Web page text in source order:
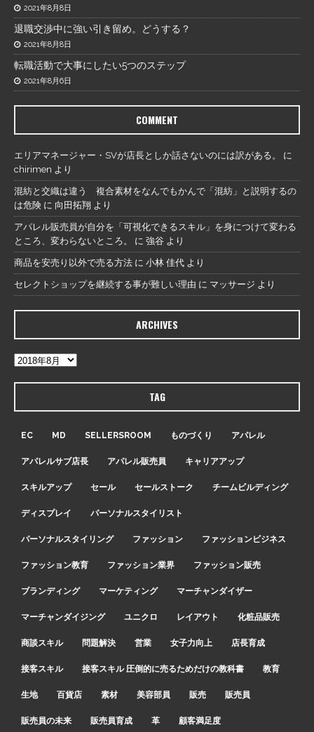
2021年8月8日
退職交渉中に強い引き留め。どうする？
2021年8月8日
転職活動で大事にしたい5つのステップ
2021年8月6日
COMMENT
エリアマネージャー・SVが店長としか話さないのには訳がある。
に
chirimen より
混紡と交織は違う 複合素材をなんでもかんで「混紡」と説明するの
は危険 に 向田拓翔 より
アパレル販売員が自分を「可視化できるスキル」を身につけて変わる
ところ、変わらないところ。
に 強谷 より
商品を安売り以外で売る方法 に 小林 佳代 より
セレクトショップを継続する事が難しい理由 に マッサージ より
ARCHIVES
TAG
EC MD SELLERSROOM ものづくり アパレル
アパレルサブ店長 アパレル販売員 キャリアアップ
スキルアップ セール セールストーク チームビルディング
ディスプレイ パーソナルスタイリスト
パーソナルスタイリング ファッション ファッションビジネス
ファッション教育 ファッション業界 ファッション販売
ブランディング マーケティング マーチャンダイザー
マーチャンダイジング ユニクロ レイアウト 化粧品販売
商談スキル 問題解決 営業 女子力向上 店長育成
接客スキル 接客スキル 圧倒的に売るためだけの教科書 教育
生地 百貨店 素材 美容部員 販売 販売員
販売員の未来 販売員育成 革 顧客満足度